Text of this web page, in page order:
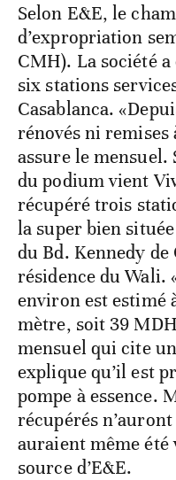
Selon E&E, le
d’expropriation
CMH). La société
six stations
Casablanca.
rénovés ni remises
assure le
du podium vient
récupéré trois
la super bien
du Bd. Kennedy de
résidence du Wali.
environ est estimé
mètre, soit 39
mensuel qui cite
explique qu’il est
pompe à essence.
récupérés
auraient même été
source d’E&E.